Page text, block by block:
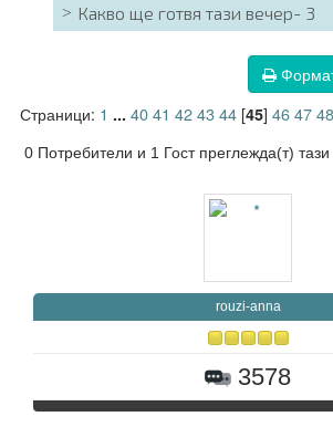
Какво ще готвя тази вечер- 3
Страници: 1 ... 4041 424344[45] 464748
0 Потребители и 1 Гост преглежда(т) тази
rouzi-anna
3578